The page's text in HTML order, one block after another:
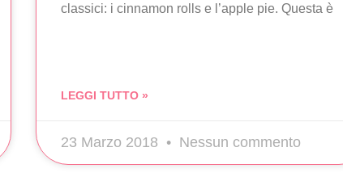
classici: i cinnamon rolls e l’apple pie. Questa è
LEGGI TUTTO »
23 Marzo 2018 Nessun commento